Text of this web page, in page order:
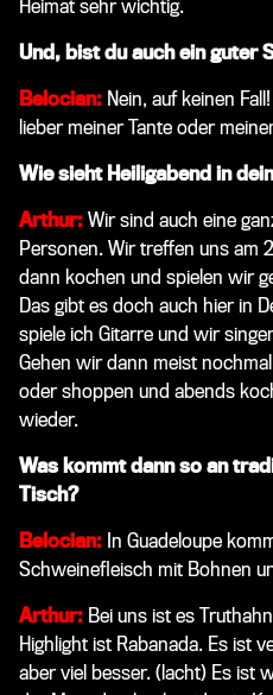
Heimat sehr wichtig.
Und, bist du auch ein guter
Belocian: Nein, auf keinen Fall!
lieber meiner Tante oder
Wie sieht Heiligabend in
Arthur: Wir sind auch eine
Personen. Wir treffen uns am
dann kochen und spielen wir
Das gibt es doch auch hier in
spiele ich Gitarre und wir
Gehen wir dann meist
oder shoppen und abends
wieder.
Was kommt dann so an
Tisch?
Belocian: In Guadeloupe
Schweinefleisch mit Bohnen
Arthur: Bei uns ist es
Highlight ist Rabanada. Es ist
aber viel besser. (lacht) Es ist